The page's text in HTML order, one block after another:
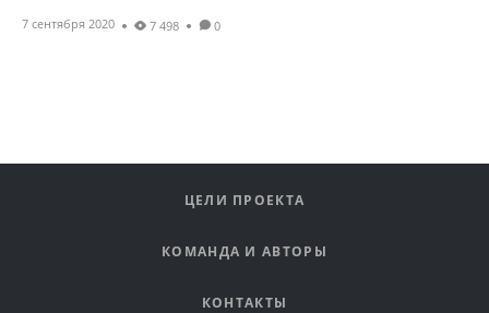
7 сентября 2020 7 498 0
ЦЕЛИ ПРОЕКТА
КОМАНДА И АВТОРЫ
КОНТАКТЫ